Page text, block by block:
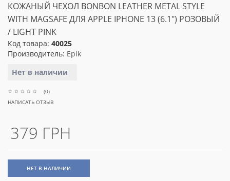
КОЖАНЫЙ ЧЕХОЛ BONBON LEATHER METAL STYLE
WITH MAGSAFE ДЛЯ APPLE IPHONE 13 (6.1") РОЗОВЫЙ
/ LIGHT PINK
Код товара: 40025
Производитель: Epik
Нет в наличии
(0)
НАПИСАТЬ ОТЗЫВ
379 ГРН
НЕТ В НАЛИЧИИ